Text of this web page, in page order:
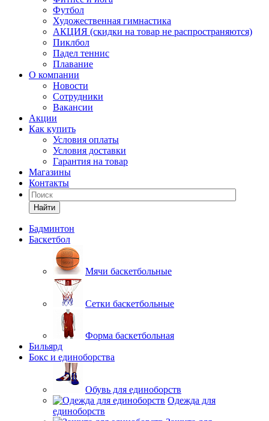
Футбол
Художественная гимнастика
АКЦИЯ (скидки на товар не распространяются)
Пиклбол
Падел теннис
Плавание
О компании
Новости
Сотрудники
Вакансии
Акции
Как купить
Условия оплаты
Условия доставки
Гарантия на товар
Магазины
Контакты
Найти
Бадминтон
Баскетбол
Мячи баскетбольные
Сетки баскетбольные
Форма баскетбольная
Бильярд
Бокс и единоборства
Обувь для единоборств
Одежда для
единоборств